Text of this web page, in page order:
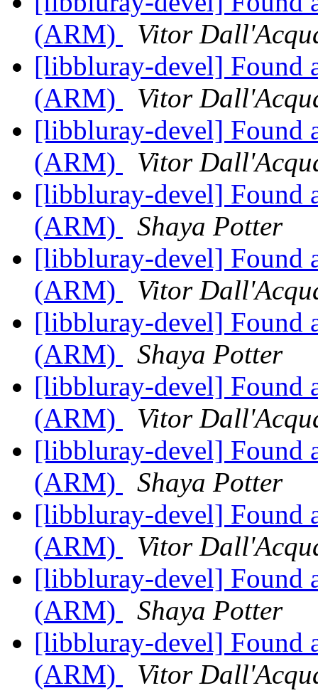
(ARM)
Vitor
[libbluray-devel] Found
(ARM)
Vitor
[libbluray-devel] Found
(ARM)
Vitor
[libbluray-devel] Found
(ARM)
Shaya Potter
[libbluray-devel] Found
(ARM)
Vitor
[libbluray-devel] Found
(ARM)
Shaya Potter
[libbluray-devel] Found
(ARM)
Vitor
[libbluray-devel] Found
(ARM)
Shaya Potter
[libbluray-devel] Found
(ARM)
Vitor
[libbluray-devel] Found
(ARM)
Shaya Potter
[libbluray-devel] Found
(ARM)
Vitor